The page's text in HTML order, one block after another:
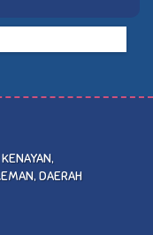
DAERAH